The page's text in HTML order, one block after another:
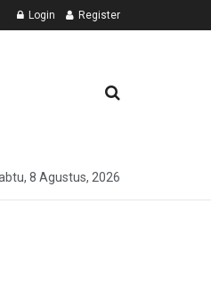
Login Register
8 Agustus, 2026